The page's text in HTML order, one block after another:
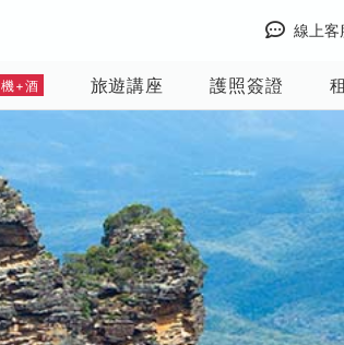
線上客
機+酒 旅遊講座 護照簽證